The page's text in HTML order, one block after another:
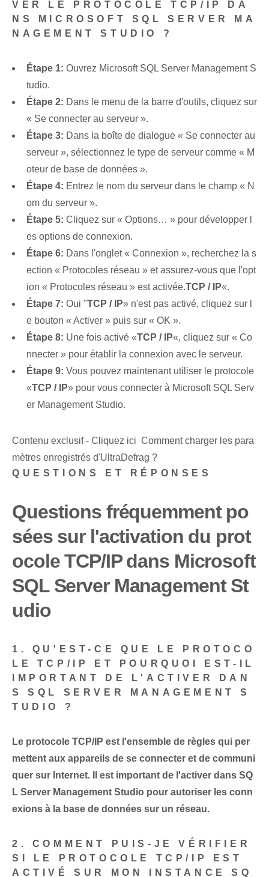
VER LE PROTOCOLE TCP/IP DA
NS MICROSOFT SQL SERVER MA
NAGEMENT STUDIO ?
Étape 1: Ouvrez Microsoft SQL Server Management S
tudio.
Étape 2: Dans le menu de la barre d'outils, cliquez sur
« Se connecter au serveur ».
Étape 3: Dans la boîte de dialogue « Se connecter au
serveur », sélectionnez le type de serveur comme « M
oteur de base de données ».
Étape 4: Entrez le nom du serveur dans le champ « N
om du serveur ».
Étape 5: Cliquez sur « Options… » pour développer l
es options de connexion.
Étape 6: Dans l'onglet « Connexion », recherchez la s
ection « Protocoles réseau » et assurez-vous que l'opt
ion « Protocoles réseau » est activée.TCP / IP«.
Étape 7: Oui "TCP / IP» n'est pas activé, cliquez sur l
e bouton « Activer » puis sur « OK ».
Étape 8: Une fois activé «TCP / IP«, cliquez sur « Co
nnecter » pour établir la connexion avec le serveur.
Étape 9: Vous pouvez maintenant utiliser le protocole
«TCP / IP» pour vous connecter à Microsoft SQL Serv
er Management Studio.
Contenu exclusif - Cliquez ici Comment charger les para
mètres enregistrés d'UltraDefrag ?
QUESTIONS ET RÉPONSES
Questions fréquemment po
sées sur l'activation du prot
ocole TCP/IP dans Microsoft
SQL Server Management St
udio
1. QU'EST-CE QUE LE PROTOCO
LE TCP/IP ET POURQUOI EST-IL
IMPORTANT DE L'ACTIVER DAN
S SQL SERVER MANAGEMENT S
TUDIO ?
Le protocole TCP/IP est l'ensemble de règles qui per
mettent aux appareils de se connecter et de communi
quer sur Internet. Il est important de l'activer dans SQ
L Server Management Studio pour autoriser les conn
exions à la base de données sur un réseau.
2. COMMENT PUIS-JE VÉRIFIER
SI LE PROTOCOLE TCP/IP EST
ACTIVÉ SUR MON INSTANCE SQ